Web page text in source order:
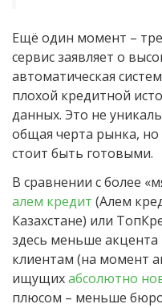
Ещё один момент –
сервис заявляет о
автоматическая
плохой кредитной
данных. Это не
общая черта рынка,
стоит быть готовыми.
В сравнении с более
алем кредит (Алем
Казахстане) или
здесь меньше
клиентам (на момент
ищущихабсолютно
плюсом – меньше